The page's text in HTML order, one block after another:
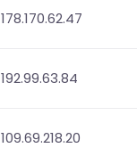
178.170.62.47
192.99.63.84
109.69.218.20